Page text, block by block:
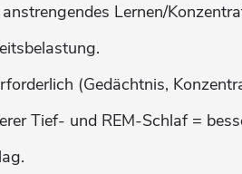
Lernen/
(Gedächtnis,
Tief- und REM-Schlaf =